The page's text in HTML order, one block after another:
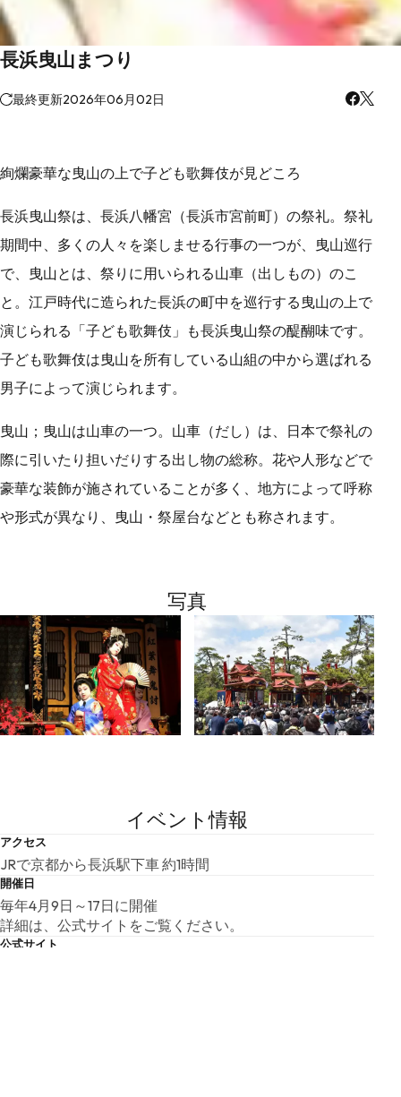
長浜曳山まつり
最終更新2026年06月02日
絢爛豪華な曳山の上で子ども歌舞伎が見どころ
長浜曳山祭は、長浜八幡宮（長浜市宮前町）の祭礼。祭礼
期間中、多くの人々を楽しませる行事の一つが、曳山巡行
で、曳山とは、祭りに用いられる山車（出しもの）のこ
と。江戸時代に造られた長浜の町中を巡行する曳山の上で
演じられる「子ども歌舞伎」も長浜曳山祭の醍醐味です。
子ども歌舞伎は曳山を所有している山組の中から選ばれる
男子によって演じられます。
曳山；曳山は山車の一つ。山車（だし）は、日本で祭礼の
際に引いたり担いだりする出し物の総称。花や人形などで
豪華な装飾が施されていることが多く、地方によって呼称
や形式が異なり、曳山・祭屋台などとも称されます。
写真
イベント情報
アクセス
JRで京都から長浜駅下車 約1時間
開催日
毎年4月9日～17日に開催
詳細は、公式サイトをご覧ください。
公式サイト